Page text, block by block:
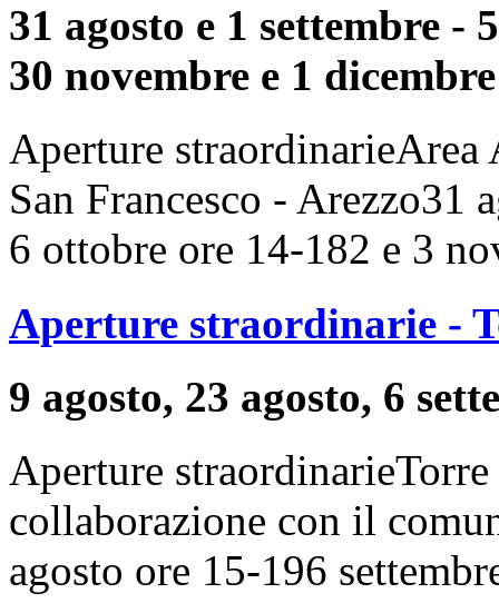
31 agosto e 1 settembre -
30 novembre e 1
Aperture
San Francesco - Arezzo31
6 ottobre ore 14-182 e 3
Aperture straordinarie -
9 agosto, 23 agosto, 6
Aperture
collaborazione con il
agosto ore 15-196